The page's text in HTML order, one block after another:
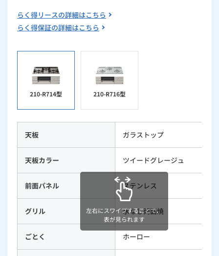
らく得リースの詳細はこちら
らく得保証の詳細はこちら
210-R714型 210-R716型
天板 ガラストップ
天板カラー ツイードグレージュ
前面パネル ステンレス
グリル 水なし両面焼
ごとく ホーロー
左右にスワイプすることで、
表が見られます